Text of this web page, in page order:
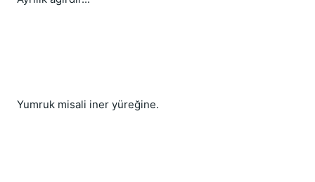
Yumruk misali iner yüreğine.